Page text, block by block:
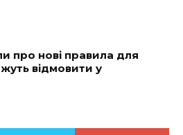
про нові правила для
відмовити у